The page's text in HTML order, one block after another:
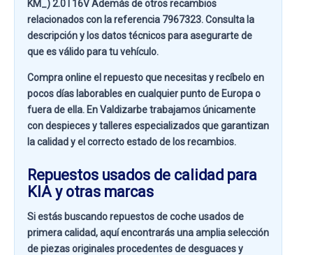
KM_) 2.0 I 16VAdemás de otros recambios
relacionados con la referencia 7967323. Consulta la
descripción y los datos técnicos para asegurarte de
que es válido para tu vehículo.
Compra online el repuesto que necesitas y recíbelo en
pocos días laborables en cualquier punto de Europa o
fuera de ella. EnValdizarbetrabajamos únicamente
con despieces y talleres especializados que garantizan
la calidad y el correcto estado de los recambios.
Repuestos usados de calidad para
KIA y otras marcas
Si estás buscandorepuestos de coche usados de
primera calidad, aquí encontrarás una amplia selección
de piezas originales procedentes de desguaces y